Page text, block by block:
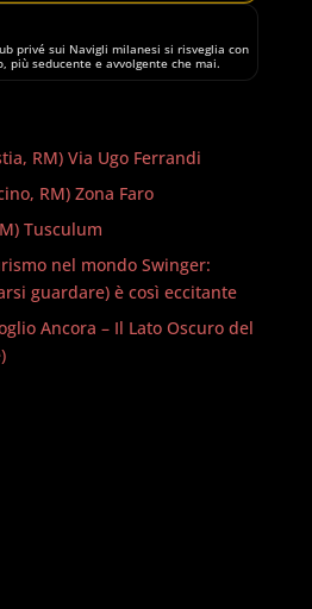
privé sui Navigli milanesi si risveglia con
più seducente e avvolgente che mai.
RM) Via Ugo Ferrandi
RM) Zona Faro
Tusculum
nel mondo Swinger:
guardare) è così eccitante
Ancora – Il Lato Oscuro del